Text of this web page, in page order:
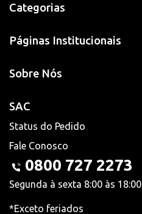
Categorias
Páginas Institucionais
Sobre Nós
SAC
Status do Pedido
Fale Conosco
0800 727 2273
Segunda à sexta 8:00 às 18:00
*Exceto feriados